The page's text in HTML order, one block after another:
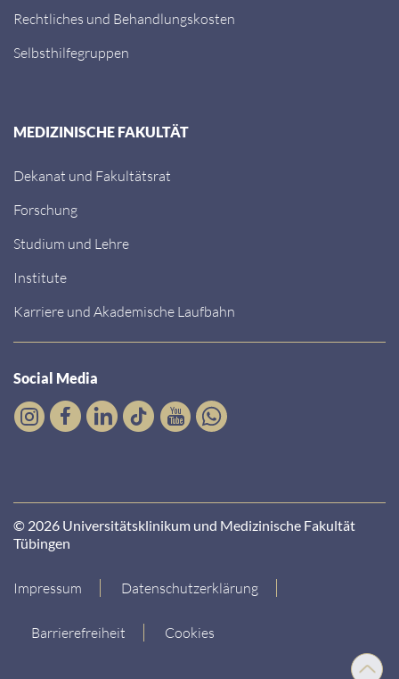
Nach
Rechtliches und Behandlungskosten
Selbsthilfegruppen
MEDIZINISCHE FAKULTÄT
Dekanat und Fakultätsrat
Forschung
Studium und Lehre
Institute
Karriere und Akademische Laufbahn
Social Media
© 2026 Universitätsklinikum und Medizinische Fakultät
Tübingen
Impressum Datenschutzerklärung
Barrierefreiheit Cookies